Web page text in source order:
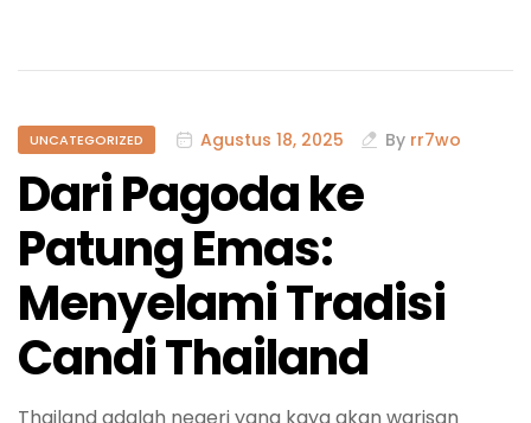
UNCATEGORIZED Agustus 18, 2025 By rr7wo
Dari Pagoda ke
Patung Emas:
Menyelami Tradisi
Candi Thailand
Thailand adalah negeri yang kaya akan warisan